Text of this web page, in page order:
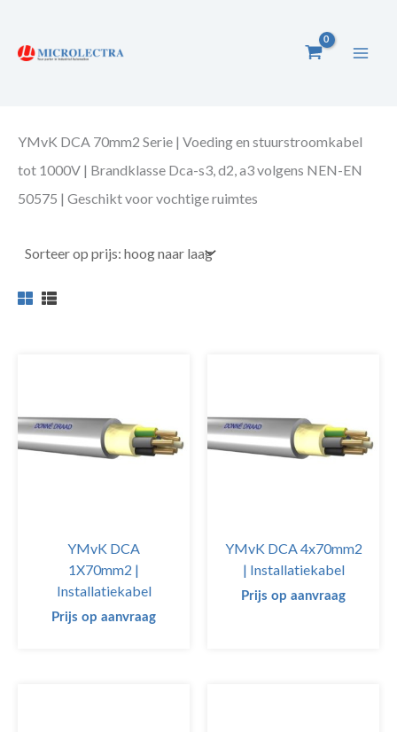
naar
YMvK DCA 70mm2 Serie | Voeding en stuurstroomkabel
tot 1000V | Brandklasse Dca-s3, d2, a3 volgens NEN-EN
50575 | Geschikt voor vochtige ruimtes
YMvK DCA
1X70mm2 |
Installatiekabel
Prijs op aanvraag
YMvK DCA 4x70mm2
| Installatiekabel
Prijs op aanvraag